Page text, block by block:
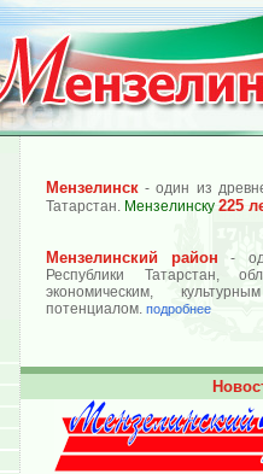
Мензелинск - один из
Татарстан. Мензелинску 225
Мензелинский район -
Республики Татарстан,
экономическим,
потенциалом. подробнее